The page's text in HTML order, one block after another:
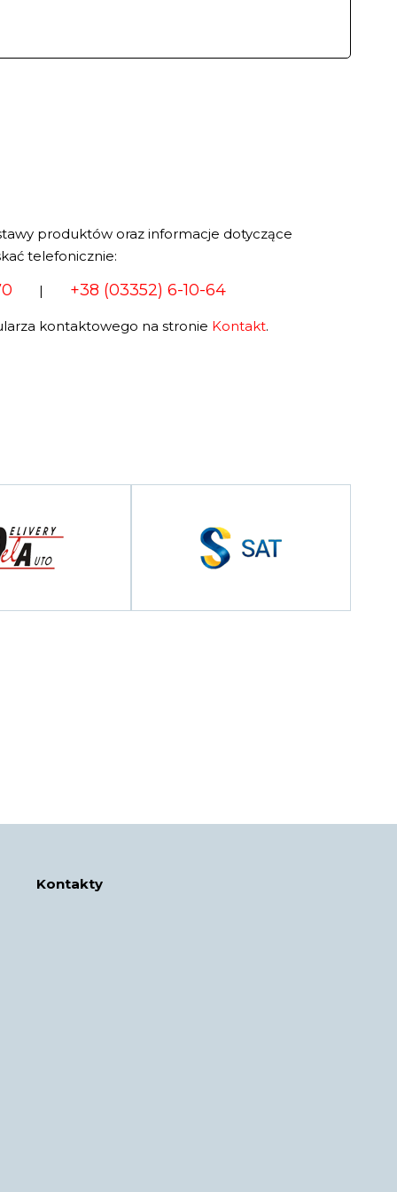
produktów oraz informacje dotyczące
telefonicznie:
| +38 (03352) 6-10-64
kontaktowego na stronie Kontakt.
Kontakty